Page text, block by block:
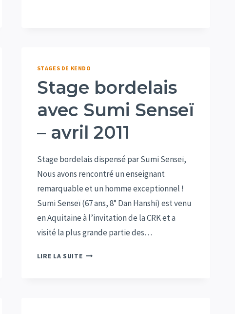
STAGES DE KENDO
Stage bordelais
avec Sumi Senseï
– avril 2011
Stage bordelais dispensé par Sumi Senseï,
Nous avons rencontré un enseignant
remarquable et un homme exceptionnel !
Sumi Senseï (67 ans, 8° Dan Hanshi) est venu
en Aquitaine à l’invitation de la CRK et a
visité la plus grande partie des…
LIRE LA SUITESTAGE